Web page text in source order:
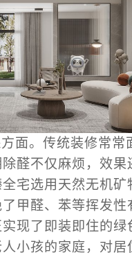
面。传统装修常常
醛不仅麻烦，效果
宅选用天然无机矿
甲醛、苯等挥发性
现了即装即住的绿
小孩的家庭，对居